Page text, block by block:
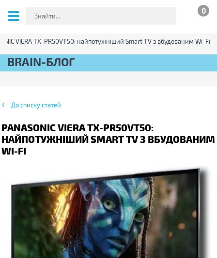
0
VIERA TX-PR50VT50: найпотужніший Smart TV з вбудованим Wi-Fi
BRAIN-БЛОГ
До списку статей
PANASONIC VIERA TX-PR50VT50:
НАЙПОТУЖНІШИЙ SMART TV З ВБУДОВАНИМ
WI-FI